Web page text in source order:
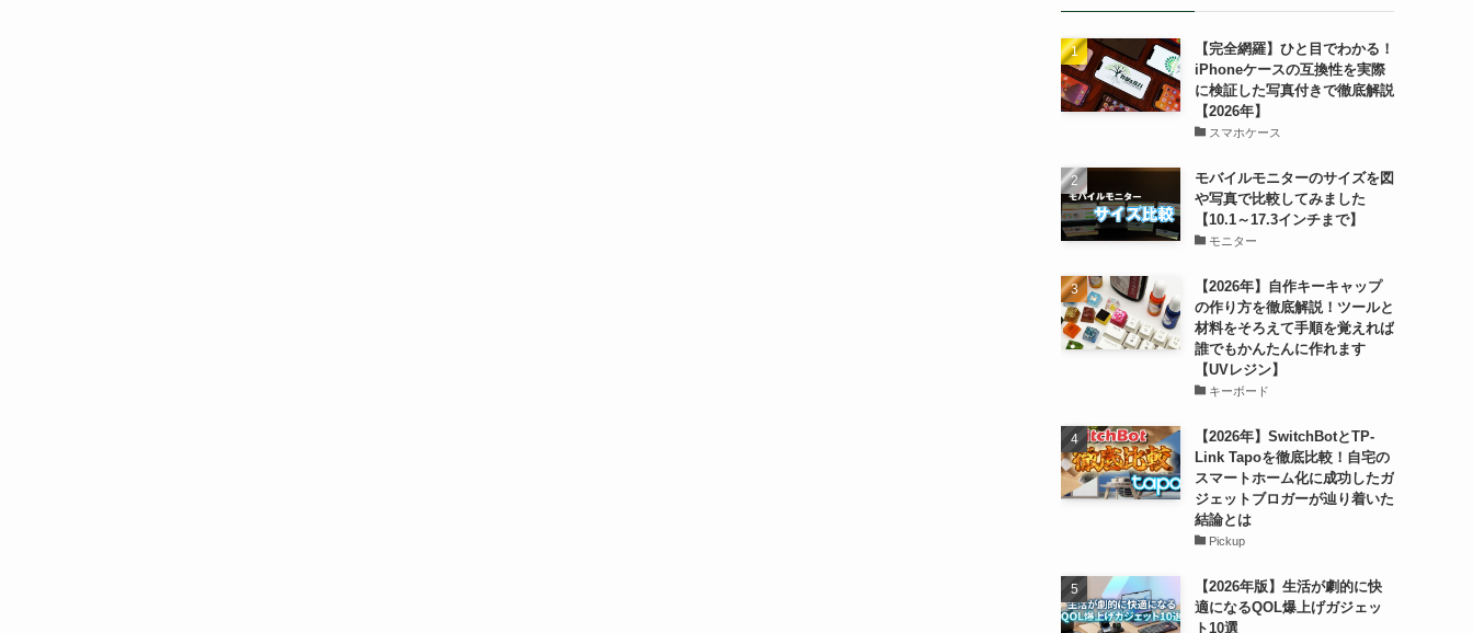
【完全網羅】ひと目でわかる！
iPhoneケースの互換性を実際
に検証した写真付きで徹底解説
【2026年】
スマホケース
モバイルモニターのサイズを図
や写真で比較してみました
【10.1～17.3インチまで】
モニター
【2026年】自作キーキャップ
の作り方を徹底解説！ツールと
材料をそろえて手順を覚えれば
誰でもかんたんに作れます
【UVレジン】
キーボード
【2026年】SwitchBotとTP-
Link Tapoを徹底比較！自宅の
スマートホーム化に成功したガ
ジェットブロガーが辿り着いた
結論とは
Pickup
【2026年版】生活が劇的に快
適になるQOL爆上げガジェッ
ト10選